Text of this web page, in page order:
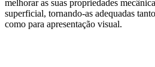
melhorar as suas propriedades
superficial, tornando-as adequadas
como para apresentação visual.